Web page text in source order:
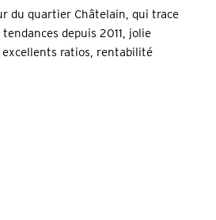
du quartier Châtelain, qui trace
depuis 2011, jolie
ratios, rentabilité